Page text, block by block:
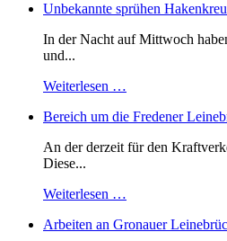
Unbekannte sprühen
In der Nacht auf Mittwoch
und...
Weiterlesen …
Bereich um die Fredener
An der derzeit für den
Diese...
Weiterlesen …
Arbeiten an Gronauer